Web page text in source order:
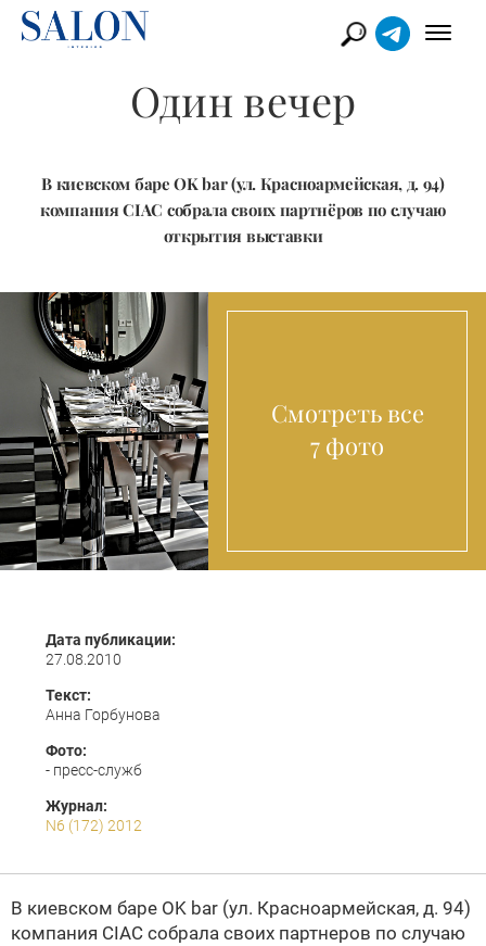
Один вечер
В киевском баре OK bar (ул. Красноармейская, д. 94)
компания CIAC собрала своих партнёров по случаю
открытия выставки
Смотреть все
7 фото
Дата публикации:
27.08.2010
Текст:
Анна Горбунова
Фото:
- пресс-служб
Журнал:
N6 (172) 2012
В киевском баре OK bar (ул. Красноармейская, д. 94)
компания CIAC собрала своих партнеров по случаю